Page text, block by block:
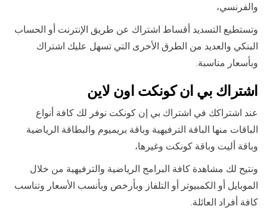
والفرنسي،
وتستطيع التسديد أقساط اشتراك عن طريق الإنترنت أو الحساب
البنكي والعديد من الطرق الأخرى التي تسهل عليك اشتراك
وبأسعار مناسبة.
اشتراك بي ان كونكت اون لاين
عند اشتراكك في اشتراك بي إن كونكت نوفر لك كافة أنواع
الباقات منها الباقة الترفيهية وباقة بريميوم والبطاقة الرياضية
وباقة أليت وباقة كونكت وغيرها،
ونتيح لك مشاهدة كافة البرامج الرياضية والترفيهية من خلال
الموبايل أو الكمبيوتر أو التلفاز وبأرخص وبأنسب الأسعار وتناسب
كافة أفراد العائلة.